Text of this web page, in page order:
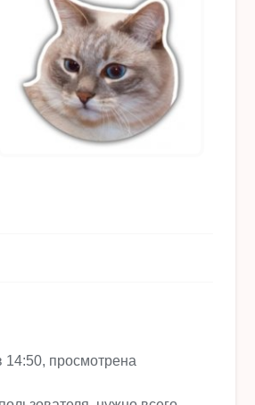
14:50, просмотрена